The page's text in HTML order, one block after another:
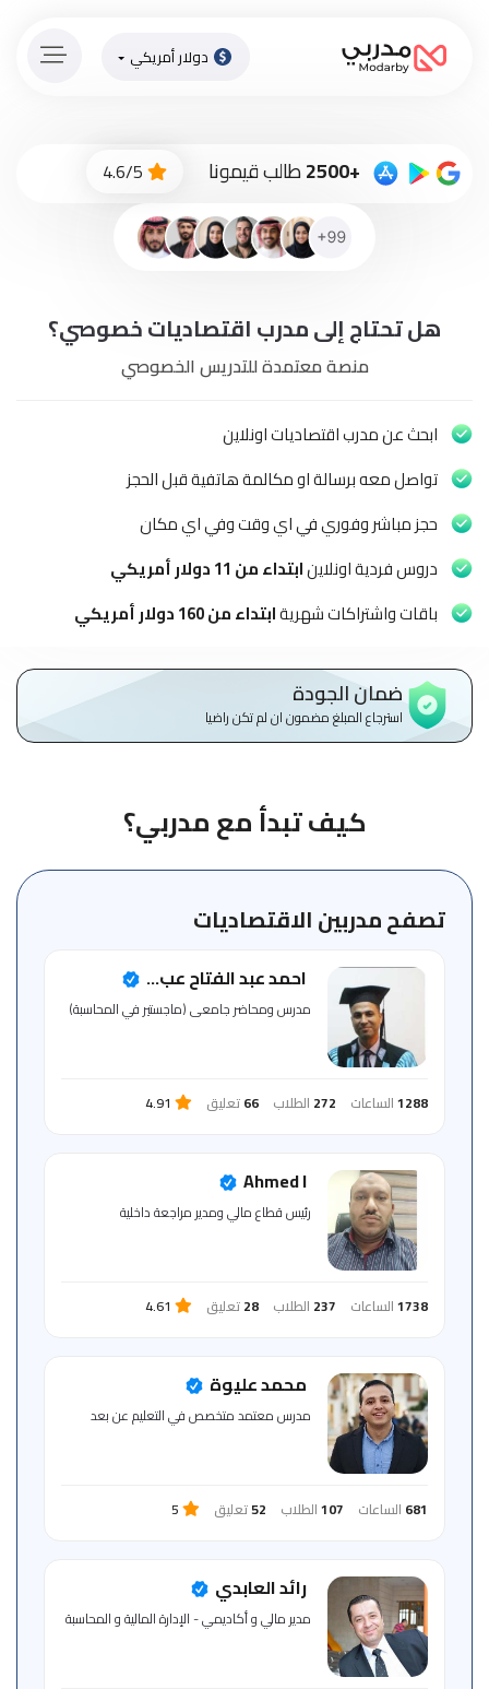
الاّن
أونلاين
باقات
وطلاب
المدارس
نحن
الشروط
والأحكام
الأساسية
للمنصة
دولار أمريكي
+2500 طالب قيمونا 4.6/5
هل تحتاج إلى مدرب اقتصاديات خصوصي؟
منصة معتمدة للتدريس الخصوصي
ابحث عن مدرب اقتصاديات اونلاين
تواصل معه برسالة او مكالمة هاتفية قبل الحجز
حجز مباشر وفوري في اي وقت وفي اي مكان
دروس فردية اونلاينابتداء من 11 دولار أمريكي
باقات واشتراكات شهريةابتداء من 160 دولار أمريكي
ضمان الجودة
استرجاع المبلغ مضمون ان لم تكن راضيا
كيف تبدأ مع مدربي؟
تصفح مدربين الاقتصاديات
احمد عبد الفتاح عب...
مدرس ومحاضر جامعى (ماجستير في المحاسبة)
1288الساعات 272 الطلاب 66تعليق 4.91
Ahmed I
رئيس قطاع مالي ومدير مراجعة داخلية
1738الساعات 237 الطلاب 28تعليق 4.61
محمد عليوة
مدرس معتمد متخصص في التعليم عن بعد
681 الساعات 107الطلاب 52تعليق 5
رائد العابدي
مدير مالي و أكاديمي - الإدارة المالية و المحاسبة